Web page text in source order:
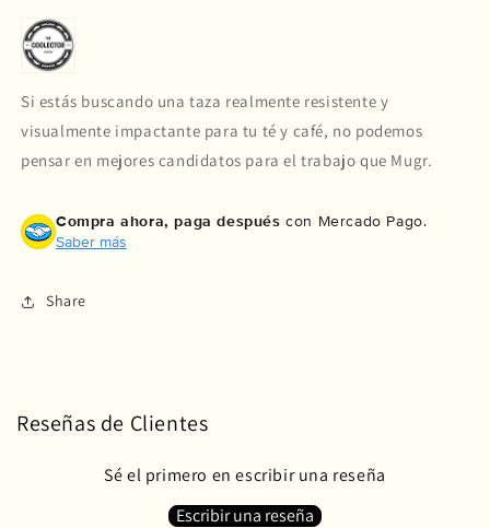
Si estás buscando una taza realmente resistente y
visualmente impactante para tu té y café, no podemos
pensar en mejores candidatos para el trabajo que Mugr.
Compra ahora, paga después con Mercado Pago.
Saber más
Share
Reseñas de Clientes
Sé el primero en escribir una reseña
Escribir una reseña